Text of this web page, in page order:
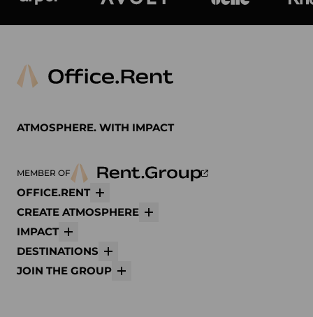
ATMOSPHERE. WITH IMPACT
MEMBER OF
OFFICE.RENT
CREATE ATMOSPHERE
IMPACT
DESTINATIONS
JOIN THE GROUP